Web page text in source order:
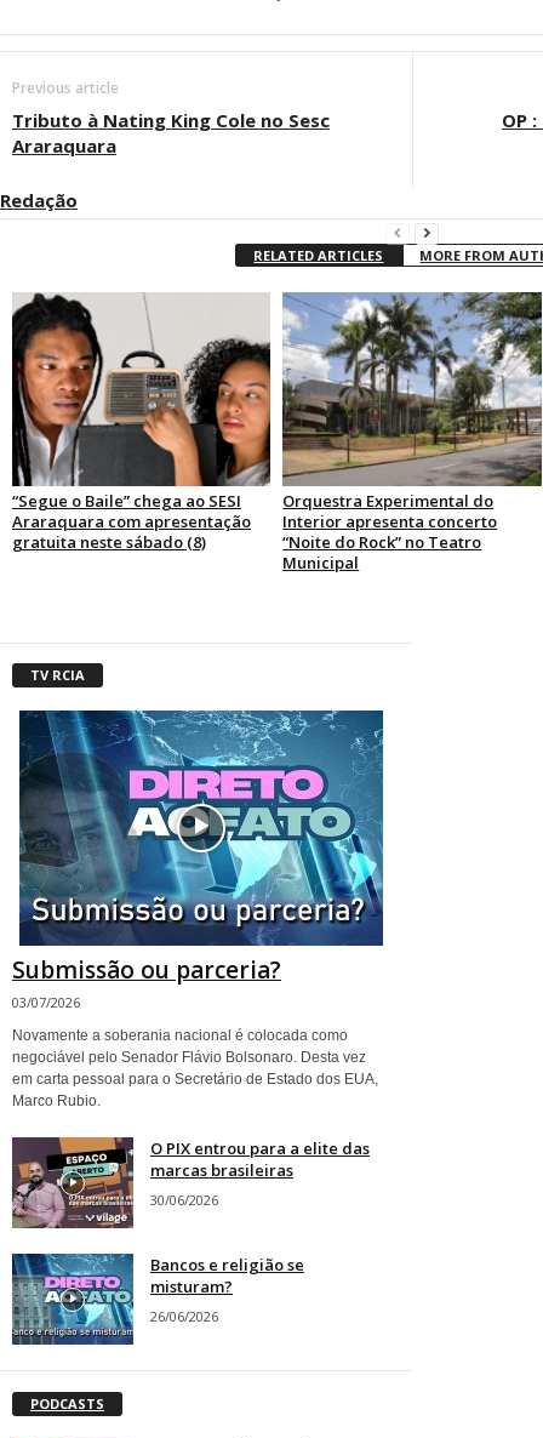
Previous article
Tributo à Nating King Cole no Sesc
Araraquara
OP
Redação
RELATED ARTICLES MORE FROM
“Segue o Baile” chega ao SESI
Araraquara com apresentação
gratuita neste sábado (8)
Orquestra Experimental do
Interior apresenta concerto
“Noite do Rock” no Teatro
Municipal
TV RCIA
Submissão ou parceria?
03/07/2026
Novamente a soberania nacional é colocada como
negociável pelo Senador Flávio Bolsonaro. Desta vez
em carta pessoal para o Secretário de Estado dos EUA,
Marco Rubio.
O PIX entrou para a elite das
marcas brasileiras
30/06/2026
Bancos e religião se
misturam?
26/06/2026
PODCASTS